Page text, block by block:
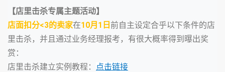
【店里击杀专属主题活动】
店面扣分<3的卖家在10月1日 前自主设定合乎以下条件的店
里击杀，并且通过业务经理报考，有很大概率得到曝出奖
赏：
店里击杀建立实例教程：
点击链接